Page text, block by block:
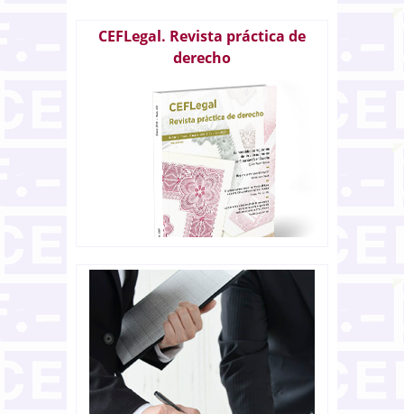
CEFLegal. Revista práctica de
derecho